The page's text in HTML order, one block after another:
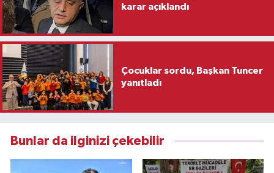
karar açıklandı
Çocuklar sordu, Başkan Tuncer
yanıtladı
Bunlar da ilginizi çekebilir